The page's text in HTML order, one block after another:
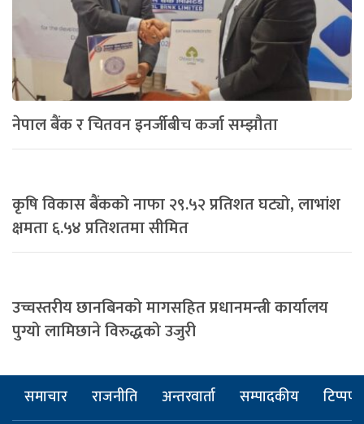
नेपाल बैंक र चितवन इनर्जीबीच कर्जा सम्झौता
कृषि विकास बैंकको नाफा २९.५२ प्रतिशत घट्यो, लाभांश
क्षमता ६.५४ प्रतिशतमा सीमित
उच्चस्तरीय छानबिनको मागसहित प्रधानमन्त्री कार्यालय
पुग्यो लामिछाने विरुद्धको उजुरी
समाचार राजनीति अन्तरवार्ता सम्पादकीय टिप्पणी